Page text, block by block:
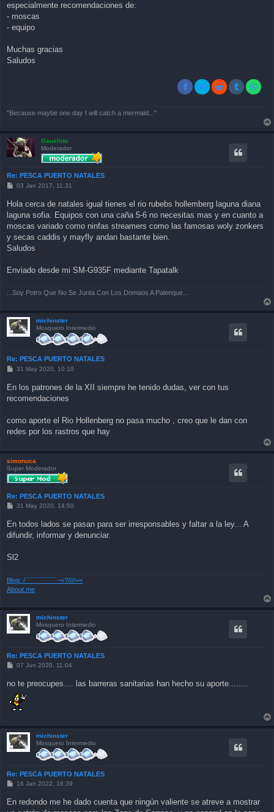
especialmente recomendaciones de:
- moscas
- equipo
Muchas gracias
Saludos
"Because maybe one day I will catch a mermaid..."
Gaushito
Moderador
Re: PESCA PUERTO NATALES
P
t
03 Jan 2017, 11:31
Hola cerca de natales igual tienes el rio rubebs hollemberg laguna diana
laguna sofia. Equipos con una caña 5-6 no necesitas mas y en cuanto a
moscas variado como ninfas streamers como las famosas woly zonkers
y secas caddis y mayfly andan bastante bien.
Saludos
Enviado desde mi SM-G935F mediante Tapatalk
...Soy Potro Que No Se Junta Con Los Domaos A Palenque...
michinster
Mosquero Intermedio
Re: PESCA PUERTO NATALES
P
t
31 May 2020, 10:10
En los patrones de la XII siempre he tenido dudas, ver con tus
recomendaciones
como aporte el Rio Hollenberg no pasa mucho , creo que le dan con
redes por los rastros que hay
simonuca
Super Moderador
Re: PESCA PUERTO NATALES
P
t
31 May 2020, 14:50
En todos lados se pasan para ser irresponsables y faltar a la ley... A
difundir, informar y denunciar.
Sl2
Blog: /`````````````~<?////=<
About.me
michinster
Mosquero Intermedio
Re: PESCA PUERTO NATALES
P
t
07 Jun 2020, 11:04
no te preocupes.... las barreras sanitarias han hecho su aporte........
michinster
Mosquero Intermedio
Re: PESCA PUERTO NATALES
P
t
16 Jan 2022, 16:39
En redondo me he dado cuenta que ningún valiente se atreve a mostrar